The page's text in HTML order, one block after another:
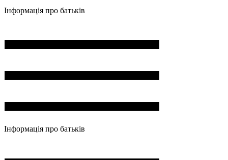
Інформація про батьків
Інформація про батьків